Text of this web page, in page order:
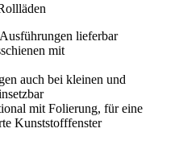
lieferbar
mit
auch bei kleinen und
mit Folierung, für eine
Kunststofffenster